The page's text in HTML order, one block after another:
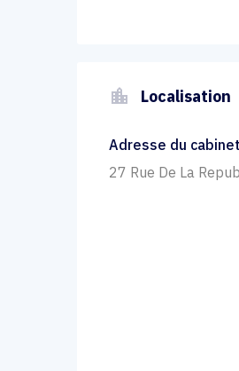
location_city Localisation
Adresse du cabinet
27 Rue De La